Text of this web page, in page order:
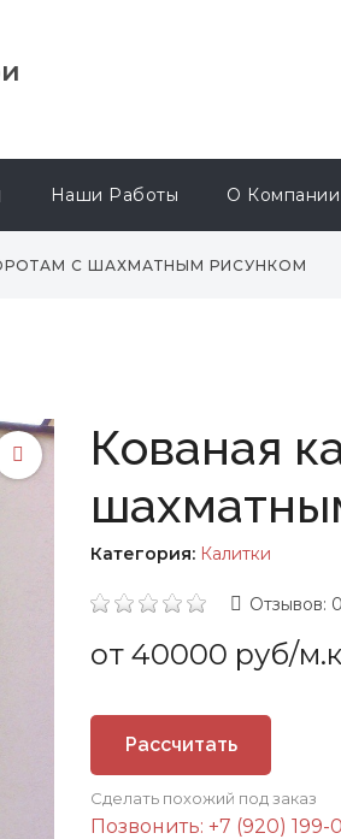
Наши Работы О Компании
С ШАХМАТНЫМ РИСУНКОМ
Кованая
Категория: Калитки
Отзывов: 0
от 40000 руб/
Рассчитать
стоимость
Сделать похожий под заказ
Позвонить: +7 (920) 199-